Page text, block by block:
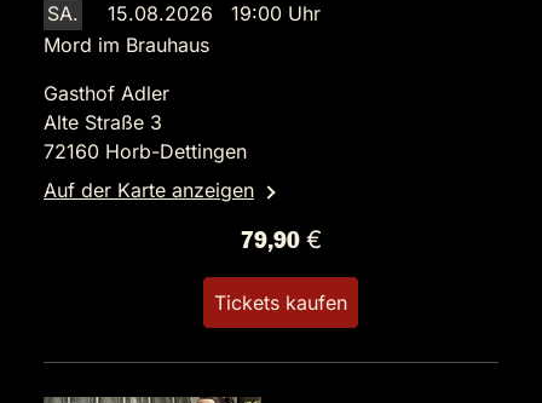
SA.
15.08.2026 19:00 Uhr
Mord im Brauhaus
Gasthof Adler
Alte Straße 3
72160 Horb-Dettingen
Auf der Karte anzeigen
79,90 €
Tickets kaufen